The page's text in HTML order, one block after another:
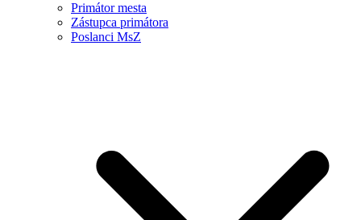
Primátor mesta
Zástupca primátora
Poslanci MsZ